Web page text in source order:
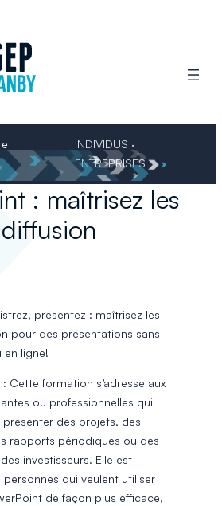
INDIVIDUS ·
ENTREPRISES
: maîtrisez les
présentez : maîtrisez les
pour des présentations sans
en ligne!
: Cette formation s’adresse aux
ou professionnelles qui
des projets, des
rapports périodiques ou des
investisseurs. Elle est
qui veulent utiliser
de façon plus efficace,